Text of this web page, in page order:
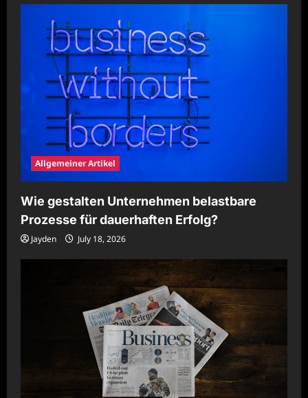
Allgemeiner Artikel
Wie gestalten Unternehmen belastbare
Prozesse für dauerhaften Erfolg?
Jayden July 18, 2026